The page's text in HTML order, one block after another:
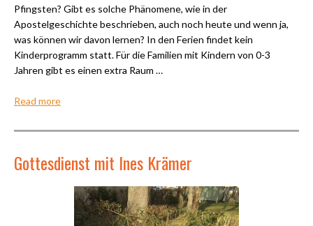
Pfingsten? Gibt es solche Phänomene, wie in der
Apostelgeschichte beschrieben, auch noch heute und wenn ja,
was können wir davon lernen? In den Ferien findet kein
Kinderprogramm statt. Für die Familien mit Kindern von 0-3
Jahren gibt es einen extra Raum …
Read more
Gottesdienst mit Ines Krämer